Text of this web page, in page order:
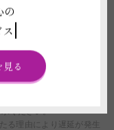
たとしても、運送会社の
して承りますので、予め
温が30度以上の時期は、
便利用（追加代金600円
出荷することも可能です
品、ご返金、交換、その
る理由により遅延が発生
の
る